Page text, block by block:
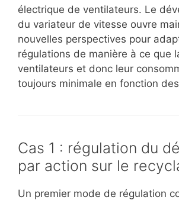
électrique de ventilateurs. Le
du variateur de vitesse ouvre
nouvelles perspectives pour
régulations de manière à ce que
ventilateurs et donc leur
toujours minimale en fonction des
Cas 1 : régulation du
par action sur le
Un premier mode de régulation